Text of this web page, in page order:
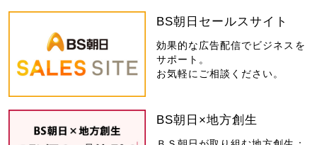
BS朝日セールスサイト
効果的な広告配信でビジネスを
サポート。
お気軽にご相談ください。
BS朝日×地方創生